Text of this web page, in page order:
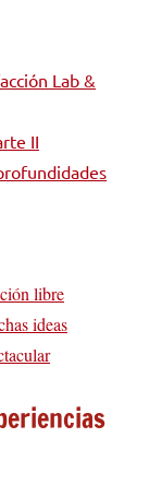
Lab &
II
libre
ideas